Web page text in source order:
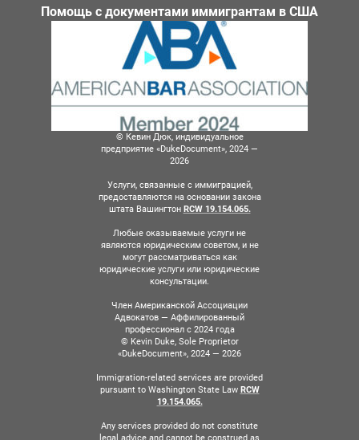
Помощь с документами иммигрантам в США
© Кевин Дюк, индивидуальное
предприятие «DukeDocument», 2024 —
2026
Услуги, связанные с иммиграцией,
предоставляются на основании закона
штата Вашингтон RCW 19.154.065.
Любые оказываемые услуги не
являются юридическим советом, и не
могут рассматриваться как
юридические услуги или юридические
консультации.
Член Американской Ассоциации
Адвокатов — Аффилированный
профессионал с 2024 года
© Kevin Duke, Sole Proprietor
«DukeDocument», 2024 — 2026
Immigration-related services are provided
pursuant to Washington State Law RCW
19.154.065.
Any services provided do not constitute